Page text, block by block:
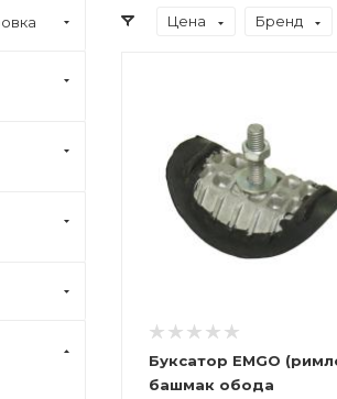
Цена Бренд
Буксатор EMGO
башмак обода